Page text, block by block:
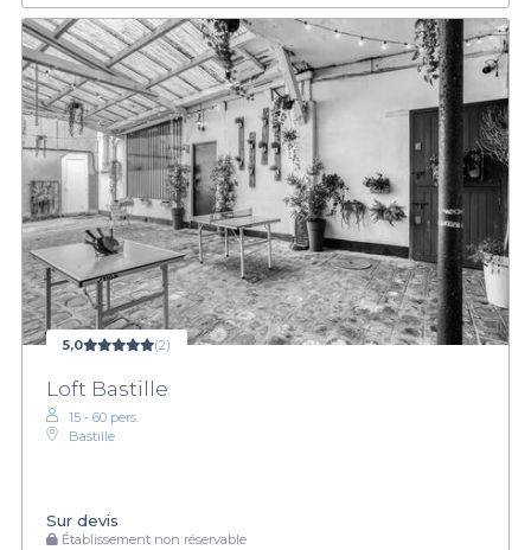
5,0 (2)
Loft Bastille
15 - 60 pers.
Bastille
Sur devis
Établissement non réservable